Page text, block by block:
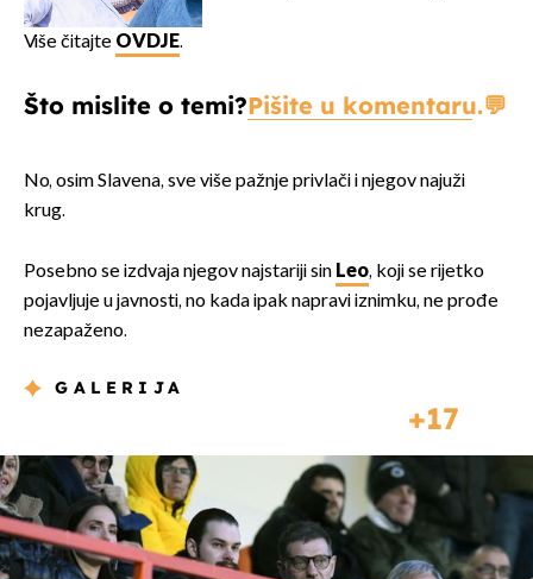
Više čitajte OVDJE.
Što mislite o temi?Pišite u komentaru.
No, osim Slavena, sve više pažnje privlači i njegov najuži
krug.
Posebno se izdvaja njegov najstariji sin Leo, koji se rijetko
pojavljuje u javnosti, no kada ipak napravi iznimku, ne prođe
nezapaženo.
GALERIJA
17